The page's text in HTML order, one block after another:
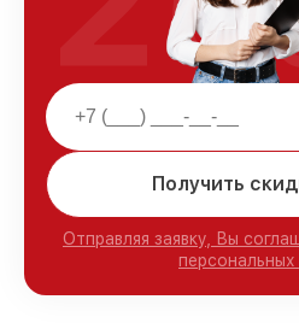
Получить
Отправляя заявку, Вы